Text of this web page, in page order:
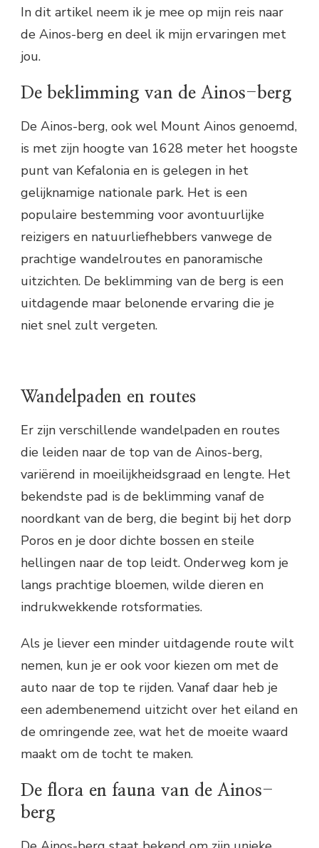
In dit artikel neem ik je mee op mijn reis naar
de Ainos-berg en deel ik mijn ervaringen met
jou.
De beklimming van de Ainos-berg
De Ainos-berg, ook wel Mount Ainos genoemd,
is met zijn hoogte van 1628 meter het hoogste
punt van Kefalonia en is gelegen in het
gelijknamige nationale park. Het is een
populaire bestemming voor avontuurlijke
reizigers en natuurliefhebbers vanwege de
prachtige wandelroutes en panoramische
uitzichten. De beklimming van de berg is een
uitdagende maar belonende ervaring die je
niet snel zult vergeten.
Wandelpaden en routes
Er zijn verschillende wandelpaden en routes
die leiden naar de top van de Ainos-berg,
variërend in moeilijkheidsgraad en lengte. Het
bekendste pad is de beklimming vanaf de
noordkant van de berg, die begint bij het dorp
Poros en je door dichte bossen en steile
hellingen naar de top leidt. Onderweg kom je
langs prachtige bloemen, wilde dieren en
indrukwekkende rotsformaties.
Als je liever een minder uitdagende route wilt
nemen, kun je er ook voor kiezen om met de
auto naar de top te rijden. Vanaf daar heb je
een adembenemend uitzicht over het eiland en
de omringende zee, wat het de moeite waard
maakt om de tocht te maken.
De flora en fauna van de Ainos-
berg